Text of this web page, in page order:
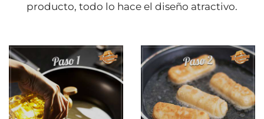
producto, todo lo hace el diseño atractivo.